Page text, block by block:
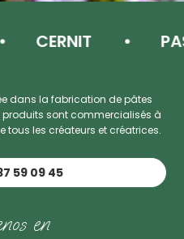
CERNIT
dans la fabrication de pâtes
produits sont commercialisés à
tous les créateurs et créatrices.
59 09 45
en